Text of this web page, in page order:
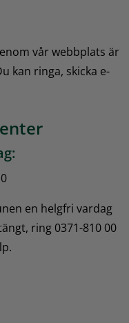
vår webbplats är
kan ringa, skicka e-
en helgfri vardag
ring 0371-810 00